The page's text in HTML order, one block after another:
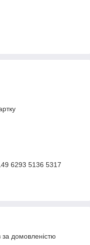
6293 5136 5317
домовленістю